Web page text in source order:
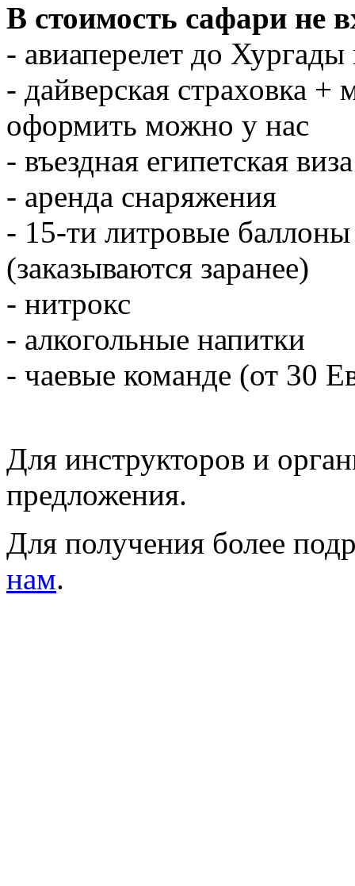
В стоимость сафари не
- авиаперелет до
- дайверская страховка
оформить можно у нас
- въездная египетская
- аренда снаряжения
- 15-ти литровые
(заказываются заранее)
- нитрокс
- алкогольные напитки
- чаевые команде (от 30
Для инструкторов и
предложения.
Для получения более
нам.